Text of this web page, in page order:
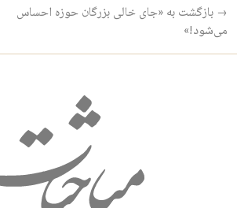
→ بازگشت به «جای خالی بزرگان حوزه احساس
می‌شود!»